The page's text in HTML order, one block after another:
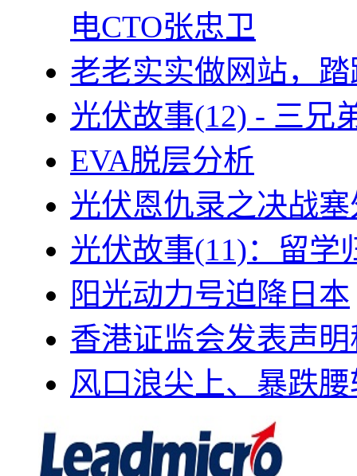
电CTO张忠卫
老老实实做网站，
光伏故事(12) - 三兄
EVA脱层分析
光伏恩仇录之决战
光伏故事(11)：留学
阳光动力号迫降日本
香港证监会发表声
风口浪尖上、暴跌